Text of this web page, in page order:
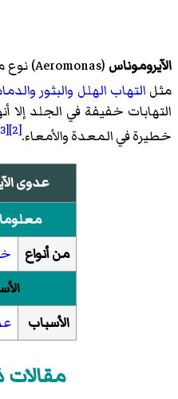
الآيروموناس (
Aeromonas)‏ نوع
مثل التهاب الهلل والبثور
التهابات خفيفة في الجلد إلا
خطيرة في المعدة والأمعاء.[2]
[3]
عدوى
من أنواع
الأسباب